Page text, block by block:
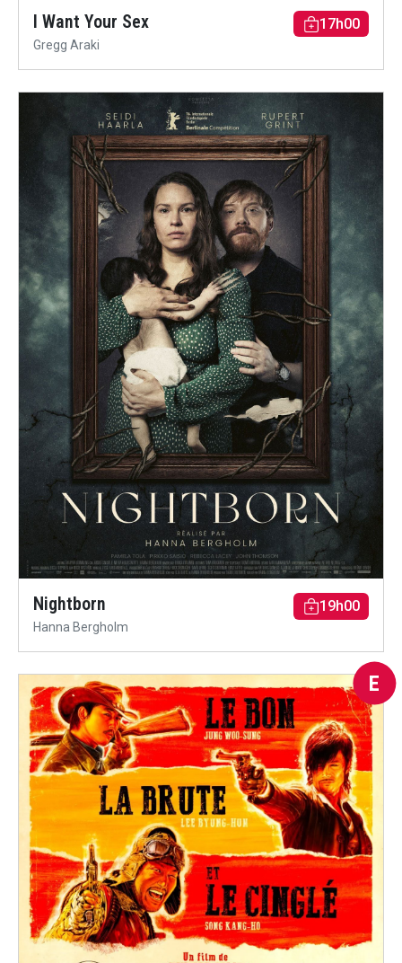
I Want Your Sex
Gregg Araki
17h00
Nightborn
Hanna Bergholm
19h00
E